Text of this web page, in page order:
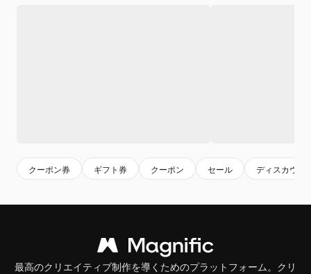
クーポン券 ギフト券 クーポン セール ディスカウン
最高のクリエイティブ制作を導くためのプラットフォーム。クリ